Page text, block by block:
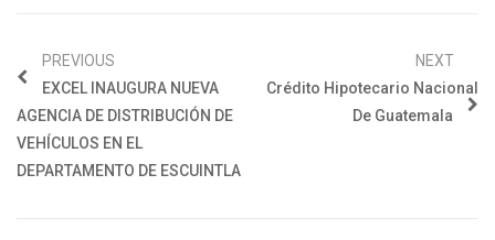
PREVIOUS
EXCEL INAUGURA NUEVA
AGENCIA DE DISTRIBUCIÓN DE
VEHÍCULOS EN EL
DEPARTAMENTO DE ESCUINTLA
NEXT
Crédito Hipotecario Nacional
De Guatemala